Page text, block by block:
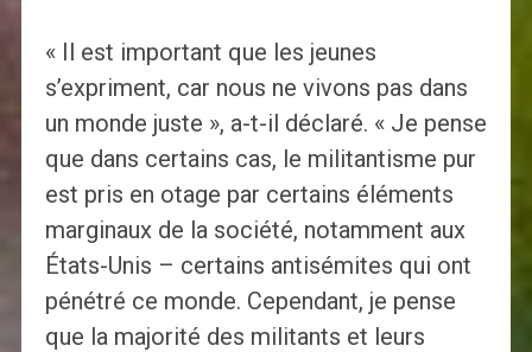
« Il est important que les jeunes
s’expriment, car nous ne vivons pas dans
un monde juste », a-t-il déclaré. « Je pense
que dans certains cas, le militantisme pur
est pris en otage par certains éléments
marginaux de la société, notamment aux
États-Unis – certains antisémites qui ont
pénétré ce monde. Cependant, je pense
que la majorité des militants et leurs